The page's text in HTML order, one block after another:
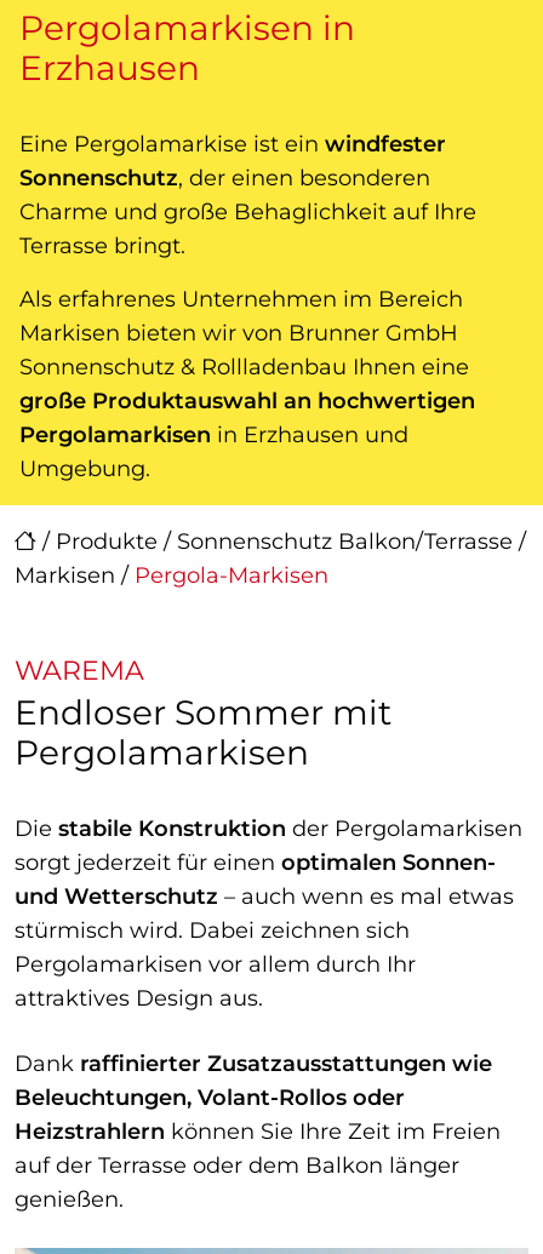
/ Produkte / Sonnenschutz Balkon/Terrasse /
Markisen / Pergola-Markisen
Pergolamarkisen in
Erzhausen
Eine Pergolamarkise ist ein windfester
Sonnenschutz, der einen besonderen
Charme und große Behaglichkeit auf Ihre
Terrasse bringt.
Als erfahrenes Unternehmen im Bereich
Markisen bieten wir von Brunner GmbH
Sonnenschutz & Rollladenbau Ihnen eine
große Produktauswahl an hochwertigen
Pergolamarkisen in Erzhausen und
Umgebung.
WAREMA
Endloser Sommer mit
Pergolamarkisen
Die stabile Konstruktion der Pergolamarkisen
sorgt jederzeit für einen optimalen Sonnen-
und Wetterschutz – auch wenn es mal etwas
stürmisch wird. Dabei zeichnen sich
Pergolamarkisen vor allem durch Ihr
attraktives Design aus.
Dank raffinierter Zusatzausstattungen wie
Beleuchtungen, Volant-Rollos oder
Heizstrahlern können Sie Ihre Zeit im Freien
auf der Terrasse oder dem Balkon länger
genießen.